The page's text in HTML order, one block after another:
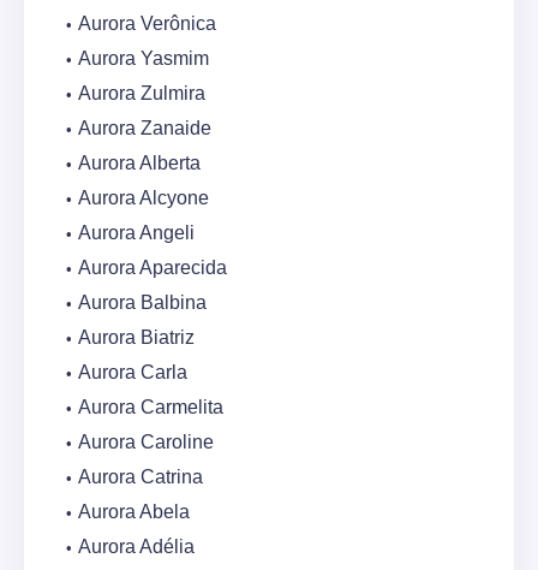
Aurora Verônica
Aurora Yasmim
Aurora Zulmira
Aurora Zanaide
Aurora Alberta
Aurora Alcyone
Aurora Angeli
Aurora Aparecida
Aurora Balbina
Aurora Biatriz
Aurora Carla
Aurora Carmelita
Aurora Caroline
Aurora Catrina
Aurora Abela
Aurora Adélia